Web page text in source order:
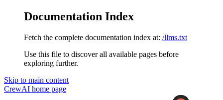
Documentation Index
Fetch the complete documentation index at: /llms.txt
Use this file to discover all available pages before
exploring further.
Skip to main content
CrewAI home page